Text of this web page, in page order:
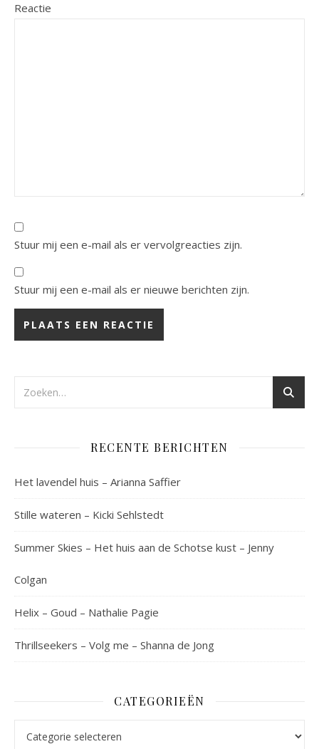
Reactie
Stuur mij een e-mail als er vervolgreacties zijn.
Stuur mij een e-mail als er nieuwe berichten zijn.
RECENTE BERICHTEN
Het lavendel huis – Arianna Saffier
Stille wateren – Kicki Sehlstedt
Summer Skies – Het huis aan de Schotse kust – Jenny
Colgan
Helix – Goud – Nathalie Pagie
Thrillseekers – Volg me – Shanna de Jong
CATEGORIEËN